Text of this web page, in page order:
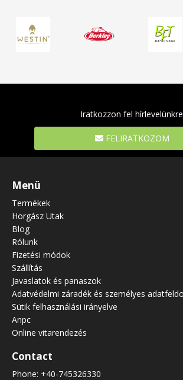
Iratkozzon fel
FELIRATKOZOM
Menü
Termékek
Horgász Utak
Blog
Rólunk
Fizetési módok
Szállítás
Javaslatok és panaszok
Adatvédelmi záradék és személyes
Sütik felhasználási irányelve
Anpc
Online vitarendezés
Contact
Phone: +40-745326330